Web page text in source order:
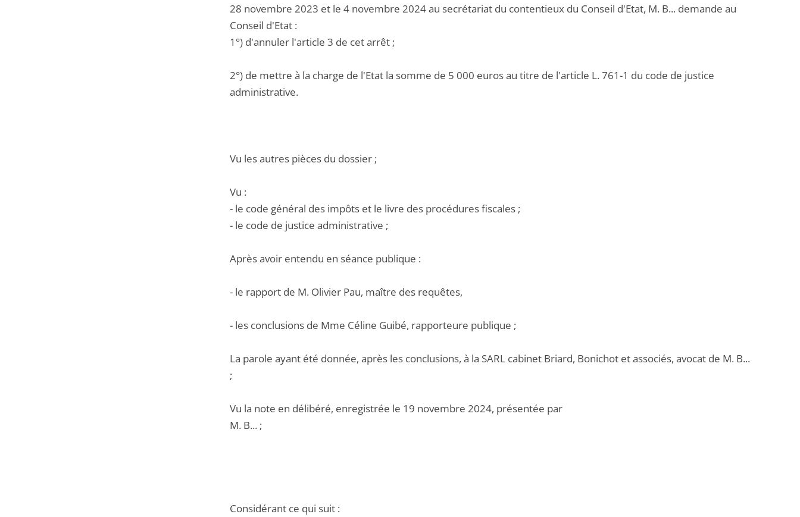
28 novembre 2023 et le 4 novembre 2024 au secrétariat du contentieux du Conseil d'Etat, M. B... demande au
Conseil d'Etat :
1°) d'annuler l'article 3 de cet arrêt ;
2°) de mettre à la charge de l'Etat la somme de 5 000 euros au titre de l'article L. 761-1 du code de justice
administrative.
Vu les autres pièces du dossier ;
Vu :
- le code général des impôts et le livre des procédures fiscales ;
- le code de justice administrative ;
Après avoir entendu en séance publique :
- le rapport de M. Olivier Pau, maître des requêtes,
- les conclusions de Mme Céline Guibé, rapporteure publique ;
La parole ayant été donnée, après les conclusions, à la SARL cabinet Briard, Bonichot et associés, avocat de M. B...
;
Vu la note en délibéré, enregistrée le 19 novembre 2024, présentée par
M. B... ;
Considérant ce qui suit :